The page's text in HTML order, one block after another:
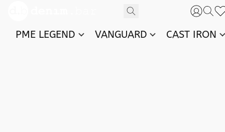
PME LEGEND VANGUARD CAST IRON